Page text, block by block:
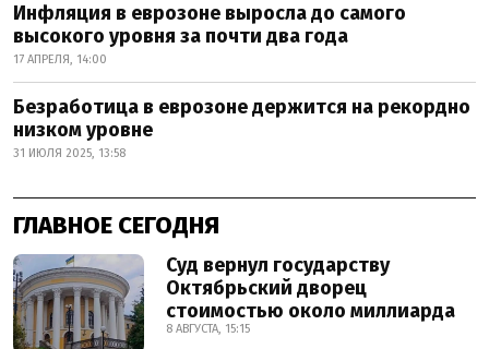
Инфляция в еврозоне выросла до самого
высокого уровня за почти два года
17 АПРЕЛЯ, 14:00
Безработица в еврозоне держится на рекордно
низком уровне
31 ИЮЛЯ 2025, 13:58
ГЛАВНОЕ СЕГОДНЯ
Суд вернул государству
Октябрьский дворец
стоимостью около миллиарда
8 АВГУСТА, 15:15